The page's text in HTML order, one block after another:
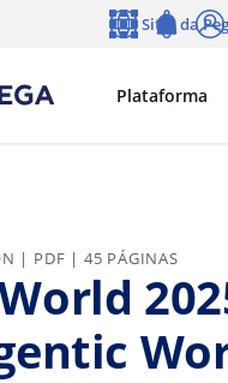
principal
Plataforma
Sites da
| PDF | 45 PÁGINAS